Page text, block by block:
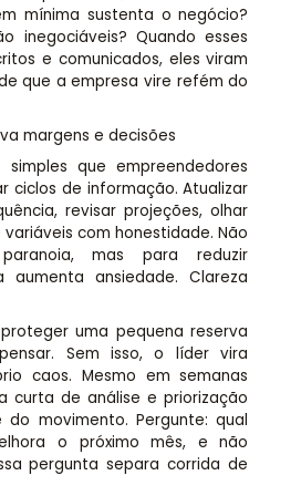
mínima sustenta o negócio?
inegociáveis? Quando esses
e comunicados, eles viram
que a empresa vire refém do
margens e decisões
simples que empreendedores
ciclos de informação. Atualizar
revisar projeções, olhar
com honestidade. Não
mas para reduzir
aumenta ansiedade. Clareza
uma pequena reserva
Sem isso, o líder vira
caos. Mesmo em semanas
curta de análise e priorização
movimento. Pergunte: qual
o próximo mês, e não
pergunta separa corrida de